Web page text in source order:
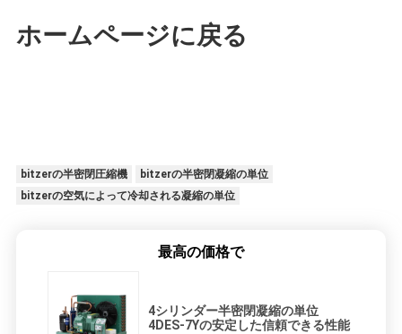
ホームページに戻る
bitzerの半密閉圧縮機
bitzerの半密閉凝縮の単位
bitzerの空気によって冷却される凝縮の単位
最高の価格で
4シリンダー半密閉凝縮の単位
4DES-7Yの安定した信頼できる性能